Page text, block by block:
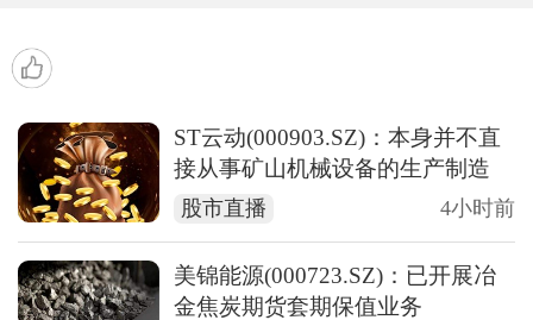
ST云动(000903.SZ)：本身并不直
接从事矿山机械设备的生产制造
股市直播 4小时前
美锦能源(000723.SZ)：已开展冶
金焦炭期货套期保值业务